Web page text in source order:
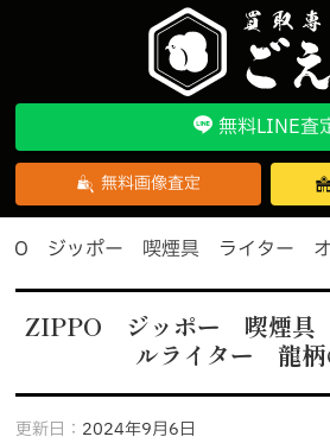
無料LINE査
無料画像査定
ジッポー 喫煙具 ライター
ZIPPO ジッポー 喫煙具
ルライター 龍柄
更新日： 2024年9月6日